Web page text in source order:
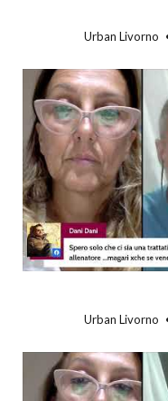
Urban Livorno
Urban Livorno